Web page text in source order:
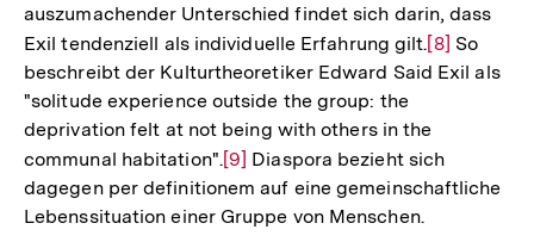
auszumachender Unterschied findet sich darin, dass
Exil tendenziell als individuelle Erfahrung gilt.Zur
Auflösung
Fußnote
[8] So
beschreibt der Kulturtheoretiker Edward Said Exil als
"solitude experience outside the group: the
deprivation felt at not being with others in the
communal habitation".Zur
Auflösung
der
[9] Diaspora bezieht sich
dagegen per definitionem auf eine gemeinschaftliche
Lebenssituation einer Gruppe von Menschen.